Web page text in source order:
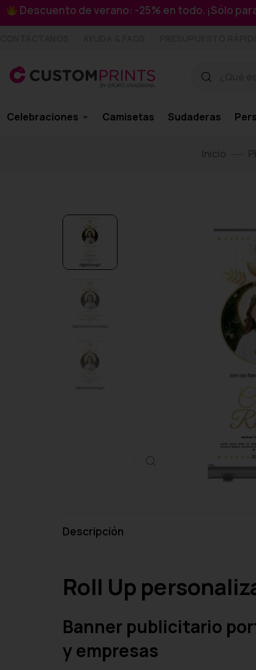
Descuento de verano: -25% en todo. ¡Sólo
Celebraciones Camisetas Sudaderas
Inicio
Haga clic para ampliar
Descripción
Roll Up
Banner publicitario
y empresas